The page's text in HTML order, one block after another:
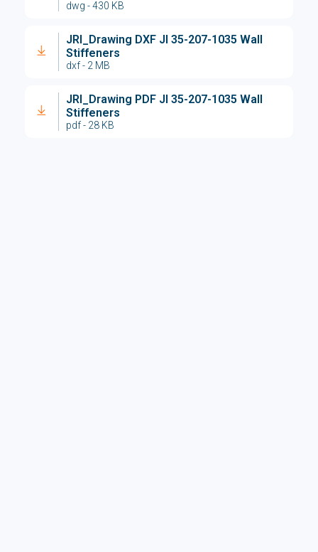
dwg - 430 KB
JRI_Drawing DXF JI 35-207-1035 Wall
Stiffeners
dxf - 2 MB
JRI_Drawing PDF JI 35-207-1035 Wall
Stiffeners
pdf - 28 KB